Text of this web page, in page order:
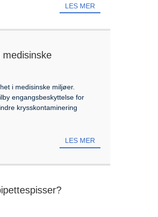
LES MER
i medisinske miljøer.
engangsbeskyttelse for
krysskontaminering
LES MER